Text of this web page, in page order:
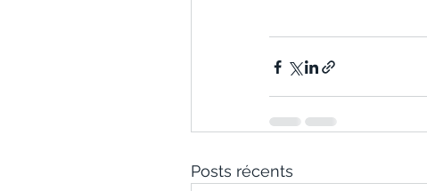
Posts récents